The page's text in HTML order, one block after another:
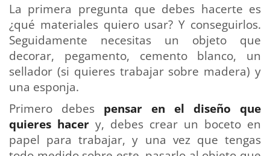
La primera pregunta que debes hacerte es
¿qué materiales quiero usar? Y conseguirlos.
Seguidamente necesitas un objeto que
decorar, pegamento, cemento blanco, un
sellador (si quieres trabajar sobre madera) y
una esponja.
Primero debes pensar en el diseño que
quieres hacer y, debes crear un boceto en
papel para trabajar, y una vez que tengas